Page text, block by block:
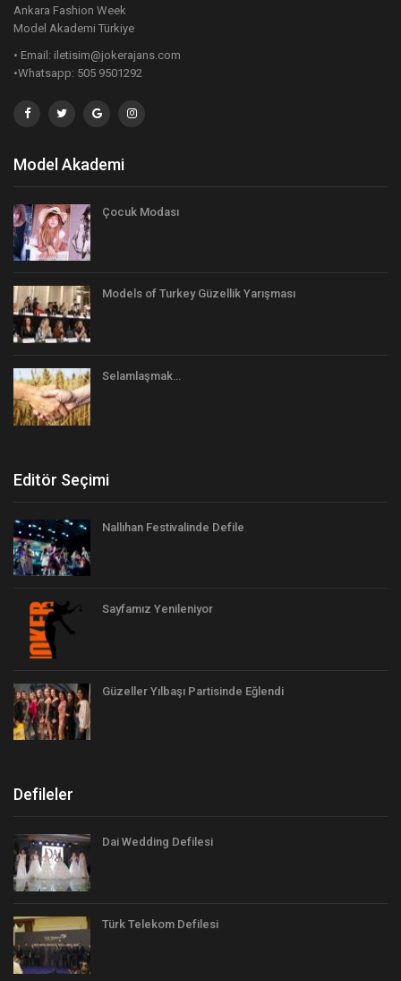
Ankara Fashion Week
Model Akademi Türkiye
• Email: iletisim@jokerajans.com
•Whatsapp: 505 9501292
Model Akademi
Çocuk Modası
Models of Turkey Güzellik Yarışması
Selamlaşmak…
Editör Seçimi
Nallıhan Festivalinde Defile
Sayfamız Yenileniyor
Güzeller Yılbaşı Partisinde Eğlendi
Defileler
Dai Wedding Defilesi
Türk Telekom Defilesi